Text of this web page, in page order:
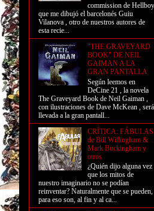
commission de Hellboy
que me dibujó el barcelonés Guiu
Vilanova , otro de nuestros autores de
esta recie...
"THE GRAVEYARD
BOOK" DE NEIL
GAIMAN A LA
GRAN PANTALLA
Según leemos en
DeCine 21 , la novela
The Graveyard Book de Neil Gaiman ,
con ilustraciones de Dave McKean , será
llevada a la gran pantall...
CRÍTICA: FÁBULAS
de Bill Willingham &
Mark Buckingham y
otros
¿Quién dijo alguna vez
que los mitos de
nuestro imaginario no se podían
reinventar? Naturalmente que se pueden,
para eso son, al fin y al ca...